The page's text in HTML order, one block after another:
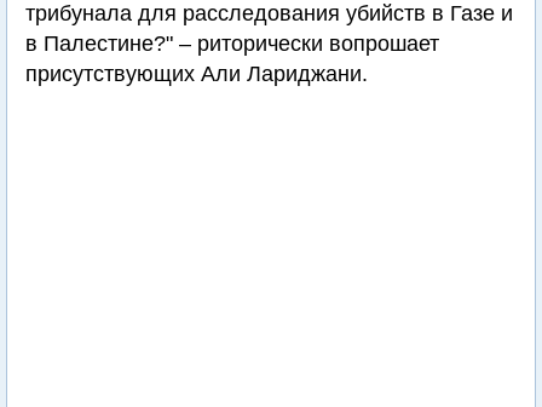
трибунала для расследования убийств в Газе и
в Палестине?" – риторически вопрошает
присутствующих Али Лариджани.